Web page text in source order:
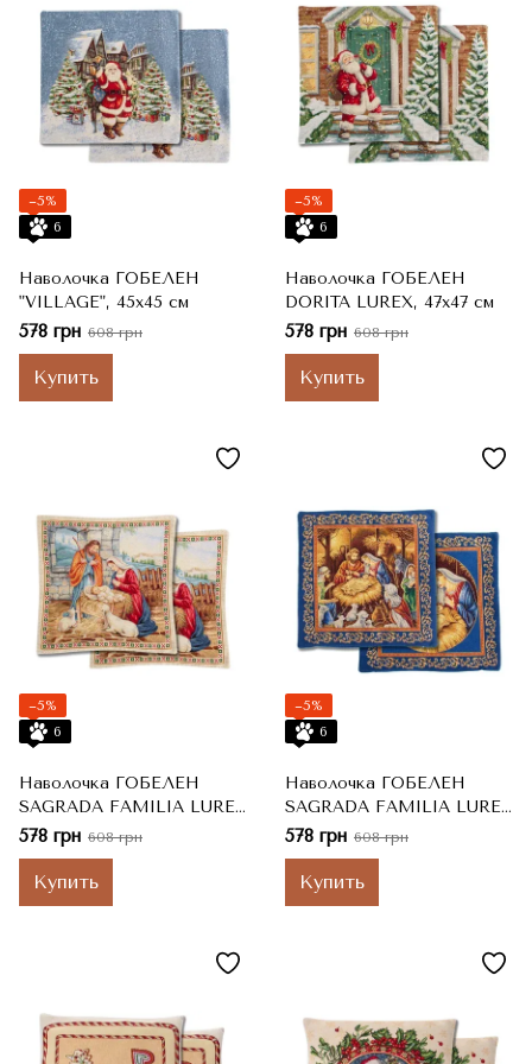
−5%
6
Наволочка ГОБЕЛЕН
"VILLAGE", 45x45 см
578 грн 608 грн
Купить
−5%
6
Наволочка ГОБЕЛЕН
DORITA LUREX, 47x47 см
578 грн 608 грн
Купить
−5%
6
Наволочка ГОБЕЛЕН
SAGRADA FAMILIA LUREX
2, 45x45 см
578 грн 608 грн
Купить
−5%
6
Наволочка ГОБЕЛЕН
SAGRADA FAMILIA LUREX
ДВУСТОРОННЯЯ, 45x45
см
578 грн 608 грн
Купить